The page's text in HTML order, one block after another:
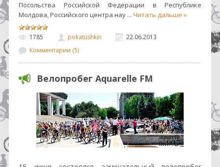
Посольства Российской Федерации в Республике
Молдова, Российского центра нау ... Читать дальше »
1785 pokatushkin
22.06.2013
Комментарии (5)
Велопробег Aquarelle FM